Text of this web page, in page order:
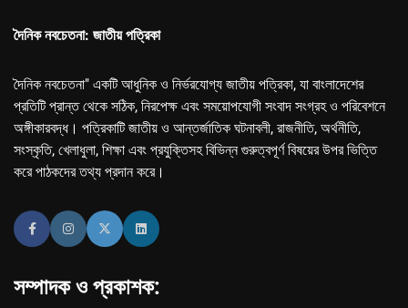
দৈনিক নবচেতনা: জাতীয় পত্রিকা
দৈনিক নবচেতনা" একটি আধুনিক ও নির্ভরযোগ্য জাতীয় পত্রিকা, যা বাংলাদেশের
প্রতিটি প্রান্ত থেকে সঠিক, নিরপেক্ষ এবং সময়োপযোগী সংবাদ সংগ্রহ ও পরিবেশনে
অঙ্গীকারবদ্ধ। পত্রিকাটি জাতীয় ও আন্তর্জাতিক ঘটনাবলী, রাজনীতি, অর্থনীতি,
সংস্কৃতি, খেলাধুলা, শিক্ষা এবং প্রযুক্তিসহ বিভিন্ন গুরুত্বপূর্ণ বিষয়ের উপর ভিত্তি
করে পাঠকদের তথ্য প্রদান করে।
সম্পাদক ও প্রকাশক: